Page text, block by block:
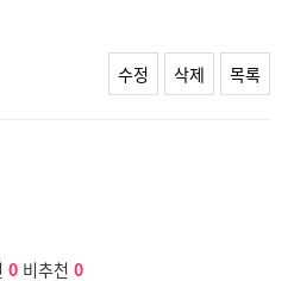
수정 삭제 목록
0 비추천 0